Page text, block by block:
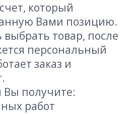
который
Вами позицию.
товар, после
персональный
заказ и
Вы получите:
работ